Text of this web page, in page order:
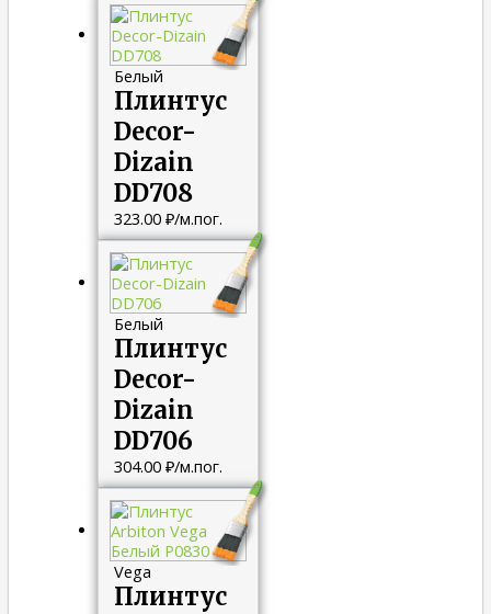
Белый
Плинтус
Decor-
Dizain
DD708
323.00₽/м.пог.
Белый
Плинтус
Decor-
Dizain
DD706
304.00₽/м.пог.
Vega
Плинтус